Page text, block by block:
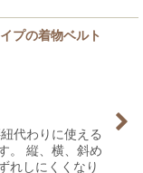
プの着物ベルト
代わりに使える
。 縦、横、斜め
れしにくくなり